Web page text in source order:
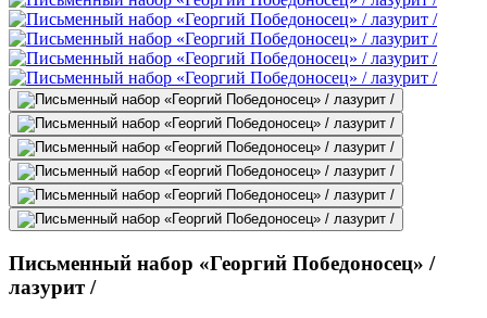
Письменный набор «Георгий Победоносец» /
лазурит /